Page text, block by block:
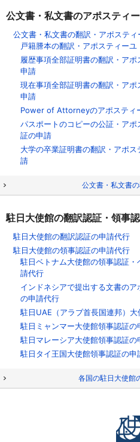
公文書・私文書のアポスティ
公文書・私文書の翻訳・アポステ
戸籍謄本の翻訳・アポスティー
履歴事項全部証明書の翻訳・ア
申請
現在事項全部証明書の翻訳・ア
申請
Power of Attorneyのアポスティ
パスポートのコピーの公証・ア
証の申請
大学の卒業証明書の翻訳・アポ
請
公文書・私文書
駐日大使館の翻訳認証・領事
駐日大使館の翻訳認証の申請代行
駐日大使館の領事認証の申請代行
駐日ベトナム大使館の領事認証
請代行
インドネシアで提出する文書の
の申請代行
駐日UAE（アラブ首長国連邦）
駐日ミャンマー大使館領事認証の
駐日マレーシア大使館領事認証の
駐日タイ王国大使館領事認証の申
各国の駐日大使館